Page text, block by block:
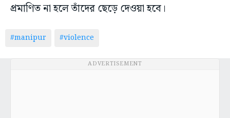
প্রমাণিত না হলে তাঁদের ছেড়ে দেওয়া হবে।
#manipur #violence
ADVERTISEMENT